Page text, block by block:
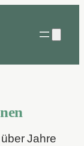
Jahre